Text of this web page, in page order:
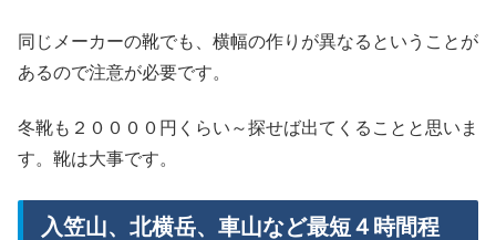
同じメーカーの靴でも、横幅の作りが異なるということが
あるので注意が必要です。
冬靴も２００００円くらい～探せば出てくることと思いま
す。靴は大事です。
入笠山、北横岳、車山など最短４時間程